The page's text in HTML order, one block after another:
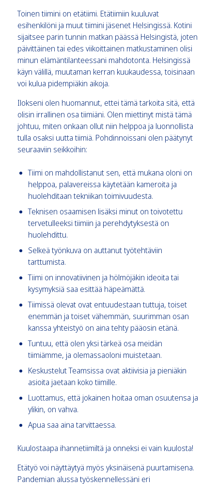
Toinen tiimini on etätiimi. Etätiimiin kuuluvat
esihenkilöni ja muut tiimini jäsenet Helsingissä. Kotini
sijaitsee parin tunnin matkan päässä Helsingistä, joten
päivittäinen tai edes viikoittainen matkustaminen olisi
minun elämäntilanteessani mahdotonta. Helsingissä
käyn välillä, muutaman kerran kuukaudessa, toisinaan
voi kulua pidempiäkin aikoja.
Ilokseni olen huomannut, ettei tämä tarkoita sitä, että
olisin irrallinen osa tiimiäni. Olen miettinyt mistä tämä
johtuu, miten onkaan ollut niin helppoa ja luonnollista
tulla osaksi uutta tiimiä. Pohdinnoissani olen päätynyt
seuraaviin seikkoihin:
Tiimi on mahdollistanut sen, että mukana oloni on
helppoa, palavereissa käytetään kameroita ja
huolehditaan tekniikan toimivuudesta.
Teknisen osaamisen lisäksi minut on toivotettu
tervetulleeksi tiimiin ja perehdytyksestä on
huolehdittu.
Selkeä työnkuva on auttanut työtehtäviin
tarttumista.
Tiimi on innovatiivinen ja hölmöjäkin ideoita tai
kysymyksiä saa esittää häpeämättä.
Tiimissä olevat ovat entuudestaan tuttuja, toiset
enemmän ja toiset vähemmän, suurimman osan
kanssa yhteistyö on aina tehty pääosin etänä.
Tuntuu, että olen yksi tärkeä osa meidän
tiimiämme, ja olemassaoloni muistetaan.
Keskustelut Teamsissa ovat aktiivisia ja pieniäkin
asioita jaetaan koko tiimille.
Luottamus, että jokainen hoitaa oman osuutensa ja
ylikin, on vahva.
Apua saa aina tarvittaessa.
Kuulostaapa ihannetiimiltä ja onneksi ei vain kuulosta!
Etätyö voi näyttäytyä myös yksinäisenä puurtamisena.
Pandemian alussa työskennellessäni eri